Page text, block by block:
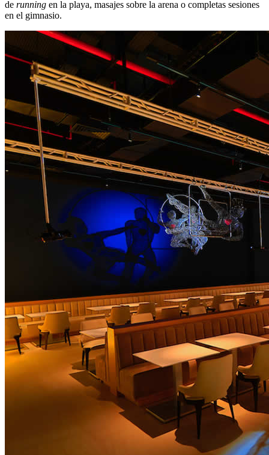
de running en la playa, masajes sobre la arena o completas sesiones
en el gimnasio.